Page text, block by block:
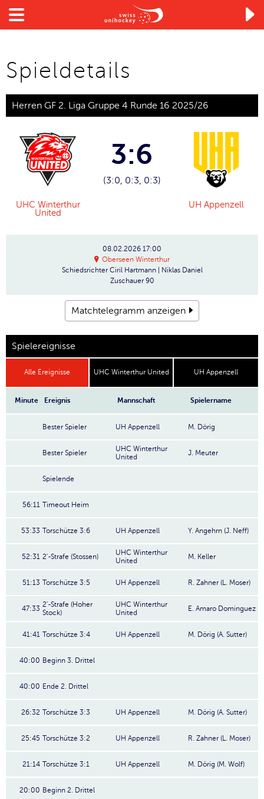

Spieldetails
Herren GF 2. Liga Gruppe 4 Runde 16 2025/26
UHC Winterthur
United
3:6
(3:0, 0:3, 0:3)
UH Appenzell
08.02.2026 17:00
Oberseen Winterthur
Schiedsrichter Ciril Hartmann | Niklas Daniel
Zuschauer 90
Matchtelegramm anzeigen
Spielereignisse
Alle Ereignisse UHC Winterthur United UH Appenzell
Minute Ereignis Mannschaft Spielername
Bester Spieler UH Appenzell M. Dörig
Bester Spieler
UHC Winterthur
United
J. Meuter
Spielende
56:11 Timeout Heim
53:33 Torschütze 3:6 UH Appenzell Y. Angehrn (J. Neff)
52:31 2'-Strafe (Stossen)
UHC Winterthur
United
M. Keller
51:13 Torschütze 3:5 UH Appenzell R. Zahner (L. Moser)
47:33 2'-Strafe (Hoher
Stock)
UHC Winterthur
United
E. Amaro Dominguez
41:41 Torschütze 3:4 UH Appenzell M. Dörig (A. Sutter)
40:00 Beginn 3. Drittel
40:00 Ende 2. Drittel
26:32 Torschütze 3:3 UH Appenzell M. Dörig (A. Sutter)
25:45 Torschütze 3:2 UH Appenzell R. Zahner (L. Moser)
21:14 Torschütze 3:1 UH Appenzell M. Dörig (M. Wolf)
20:00 Beginn 2. Drittel